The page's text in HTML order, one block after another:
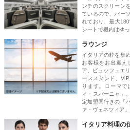
ンチのスクリーン
ているので、パー
れており、最大
シートで機内はゆ
ラウンジ
イタリアの粋を集
お客様をお出迎え
ア、ビュッフェエ
ーススタンド、
ります。ローマで
ィ・スパーニャ」
定加盟国行きの「
ァ・ヴェネツィア
イタリア料理の